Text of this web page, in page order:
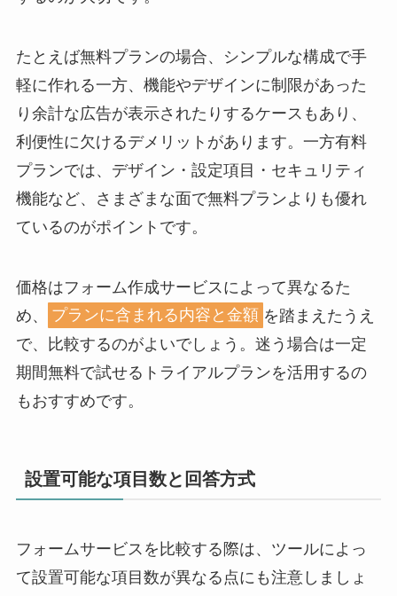
たとえば無料プランの場合、シンプルな構成で手
軽に作れる一方、機能やデザインに制限があった
り余計な広告が表示されたりするケースもあり、
利便性に欠けるデメリットがあります。一方有料
プランでは、デザイン・設定項目・セキュリティ
機能など、さまざまな面で無料プランよりも優れ
ているのがポイントです。
価格はフォーム作成サービスによって異なるた
め、
プランに含まれる内容と金額 を踏まえたうえ
で、比較するのがよいでしょう。迷う場合は一定
期間無料で試せるトライアルプランを活用するの
もおすすめです。
設置可能な項目数と回答方式
フォームサービスを比較する際は、ツールによっ
て設置可能な項目数が異なる点にも注意しましょ